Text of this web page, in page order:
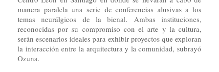
manera paralela una serie de conferencias alusivas a los
temas neurálgicos de la bienal. Ambas instituciones,
reconocidas por su compromiso con el arte y la cultura,
serán escenarios ideales para exhibir proyectos que exploran
la interacción entre la arquitectura y la comunidad, subrayó
Ozuna.